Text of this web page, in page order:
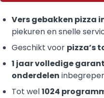
Vers gebakken pizza
piekuren en snelle
Geschikt voor pizza’s
1 jaar volledige
onderdelen
Tot wel1024